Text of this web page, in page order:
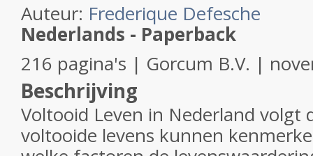
Auteur: Frederique Defesche
Nederlands - Paperback
216 pagina's | Gorcum B.V. |
Beschrijving
Voltooid Leven in Nederland volgt
voltooide levens kunnen